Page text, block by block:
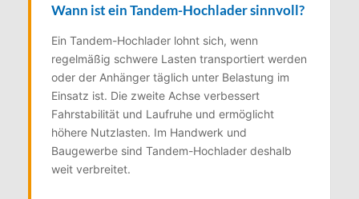
Wann ist ein Tandem-Hochlader sinnvoll?
Ein Tandem-Hochlader lohnt sich, wenn
regelmäßig schwere Lasten transportiert werden
oder der Anhänger täglich unter Belastung im
Einsatz ist. Die zweite Achse verbessert
Fahrstabilität und Laufruhe und ermöglicht
höhere Nutzlasten. Im Handwerk und
Baugewerbe sind Tandem-Hochlader deshalb
weit verbreitet.